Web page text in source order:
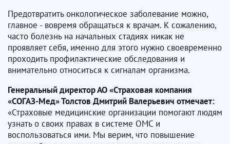
Предотвратить онкологическое заболевание можно,
главное - вовремя обращаться к врачам. К сожалению,
часто болезнь на начальных стадиях никак не
проявляет себя, именно для этого нужно своевременно
проходить профилактические обследования и
внимательно относиться к сигналам организма.
Генеральный директор АО «Страховая компания
«СОГАЗ-Мед» Толстов Дмитрий Валерьевич отмечает:
«Страховые медицинские организации помогают людям
узнать о своих правах в системе ОМС и
воспользоваться ими. Мы верим, что повышение